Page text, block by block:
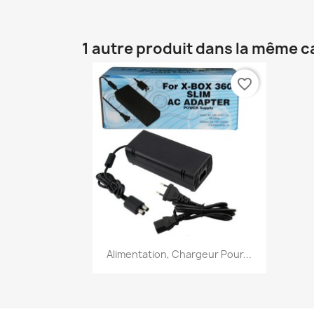
1 autre produit dans la même
Aperçu rapide
Alimentation, Chargeur Pour...
favorite_border